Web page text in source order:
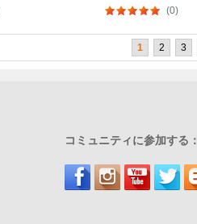
(0)
1 2 3
コミュニティに参加する：